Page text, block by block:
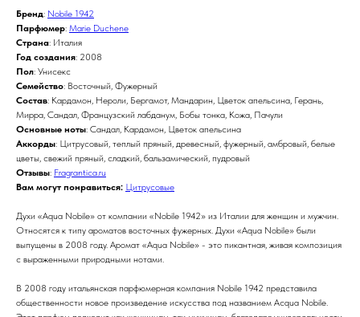
Бренд: Nobile 1942
Парфюмер: Marie Duchene
Страна: Италия
Год создания: 2008
Пол: Унисекс
Семейство: Восточный, Фужерный
Состав: Кардамон, Нероли, Бергамот, Мандарин, Цветок апельсина, Герань,
Мирра, Сандал, Французский лабданум, Бобы тонка, Кожа, Пачули
Основные ноты: Сандал, Кардамон, Цветок апельсина
Аккорды: Цитрусовый, теплый пряный, древесный, фужерный, амбровый, белые
цветы, свежий пряный, сладкий, бальзамический, пудровый
Отзывы: Fragrantica.ru
Вам могут понравиться: Цитрусовые
Духи «Aqua Nobile» от компании «Nobile 1942» из Италии для женщин и мужчин.
Относятся к типу ароматов восточных фужерных. Духи «Aqua Nobile» были
выпущены в 2008 году. Аромат «Aqua Nobile» - это пикантная, живая композиция
с выраженными природными нотами.
В 2008 году итальянская парфюмерная компания Nobile 1942 представила
общественности новое произведение искусства под названием Acqua Nobile.